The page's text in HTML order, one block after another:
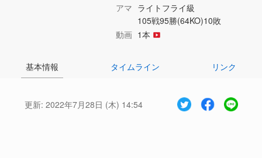
アマ ライトフライ級
105戦95勝(64KO)10敗
動画 1本
基本情報 タイムライン リンク
更新: 2022年7月28日 (木) 14:54